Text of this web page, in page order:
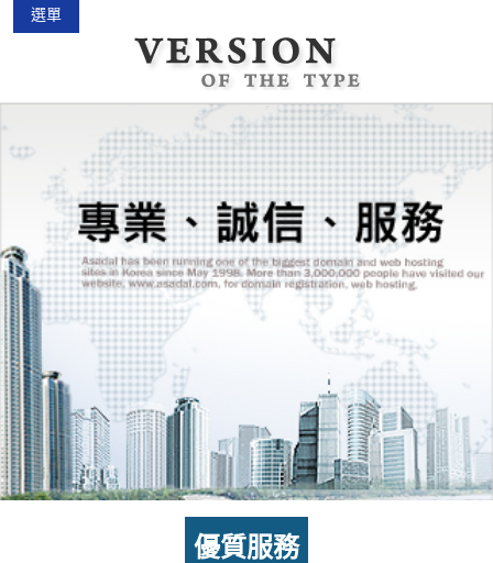
選單
優質服務
2015-02-01
2018-03-16 花蓮景點2018地圖...
七星潭風景區美景介紹...